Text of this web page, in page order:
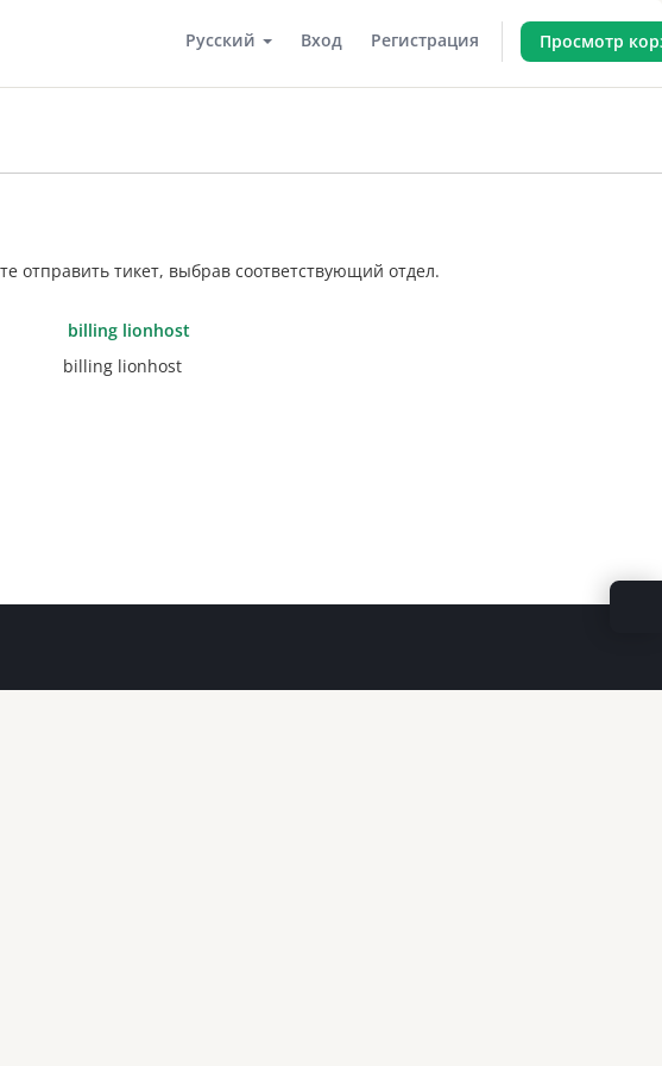
Русский Вход Регистрация Просмотр
тикет, выбрав соответствующий отдел.
billing lionhost
billing lionhost